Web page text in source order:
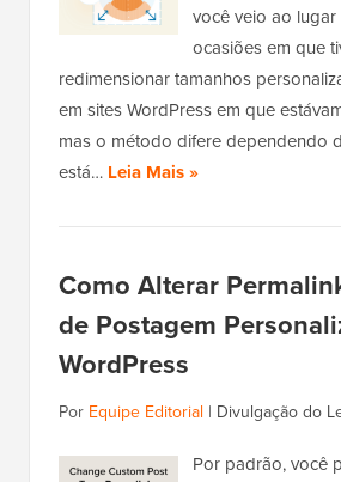
você veio ao
ocasiões em que
redimensionar tamanhos
em sites WordPress em que
mas o método difere dependendo
está… Leia Mais »
Como Alterar
de Postagem
WordPress
Por Equipe Editorial | Divulgação do
Por padrão, você